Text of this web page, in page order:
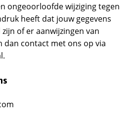
ongeoorloofde wijziging tegen
heeft dat jouw gegevens
of er aanwijzingen van
dan contact met ons op via